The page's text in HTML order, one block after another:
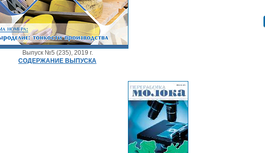
Выпуск №5 (235), 2019 г.
СОДЕРЖАНИЕ ВЫПУСКА